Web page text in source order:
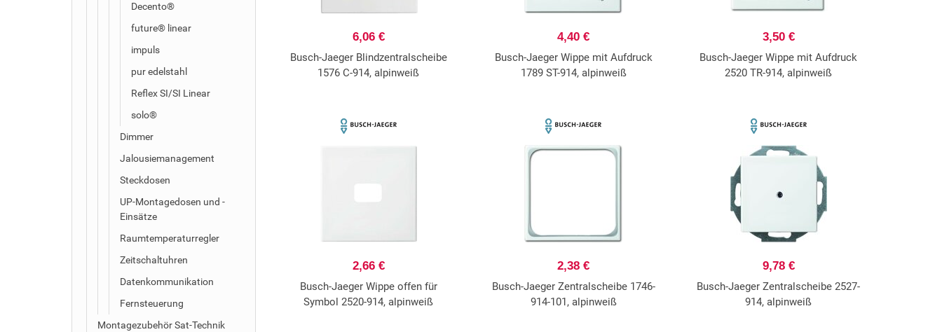
Decento®
future® linear
impuls
pur edelstahl
Reflex SI/SI Linear
solo®
Dimmer
Jalousiemanagement
Steckdosen
UP-Montagedosen und -
Einsätze
Raumtemperaturregler
Zeitschaltuhren
Datenkommunikation
Fernsteuerung
Montagezubehör Sat-Technik
6,06 €
Busch-Jaeger Blindzentralscheibe
1576 C-914, alpinweiß
4,40 €
Busch-Jaeger Wippe mit Aufdruck
1789 ST-914, alpinweiß
3,50 €
Busch-Jaeger Wippe mit Aufdruck
2520 TR-914, alpinweiß
2,66 €
Busch-Jaeger Wippe offen für
Symbol 2520-914, alpinweiß
2,38 €
Busch-Jaeger Zentralscheibe 1746-
914-101, alpinweiß
9,78 €
Busch-Jaeger Zentralscheibe 2527-
914, alpinweiß